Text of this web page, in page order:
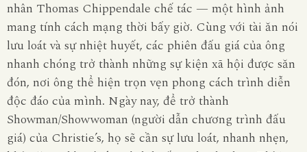
nhân Thomas Chippendale chế tác — một hình ảnh
mang tính cách mạng thời bấy giờ. Cùng với tài ăn nói
lưu loát và sự nhiệt huyết, các phiên đấu giá của ông
nhanh chóng trở thành những sự kiện xã hội được săn
đón, nơi ông thể hiện trọn vẹn phong cách trình diễn
độc đáo của mình. Ngày nay, để trở thành
Showman/Showwoman (người dẫn chương trình đấu
giá) của Christie’s, họ sẽ cần sự lưu loát, nhanh nhẹn,